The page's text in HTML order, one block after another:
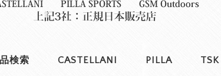
検索 CASTELLANI PILLA TSK